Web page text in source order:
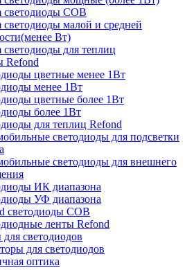
светодиоды COB
светодиоды малой и средней
Вт)
светодиоды для теплиц
Refond
цветные менее 1Вт
менее 1Вт
цветные более 1Вт
более 1Вт
для теплиц Refond
светодиоды для подсветки
светодиоды для внешнего
ИК диапазона
УФ диапазона
светодиоды COB
ленты Refond
светодиодов
для светодиодов
оптика